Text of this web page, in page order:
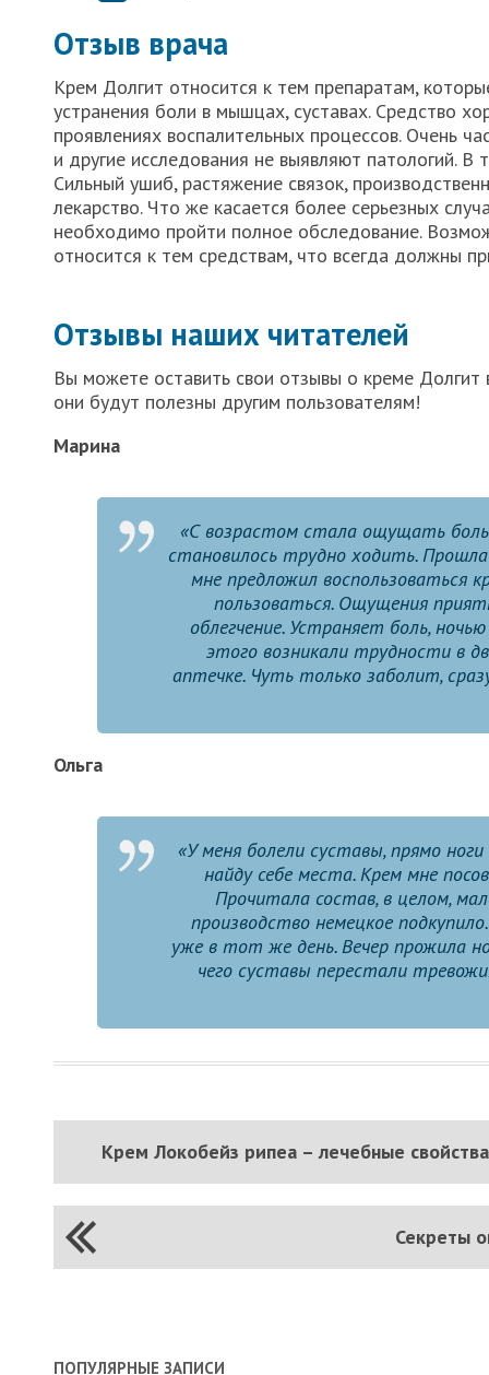
Отзыв врача
Крем Долгит относится к тем препаратам,
устранения боли в мышцах, суставах. Средство
проявлениях воспалительных процессов. Очень
и другие исследования не выявляют патологий.
Сильный ушиб, растяжение связок,
лекарство. Что же касается более серьезных
необходимо пройти полное обследование.
относится к тем средствам, что всегда должны
Отзывы наших читателей
Вы можете оставить свои отзывы о креме Долгит
они будут полезны другим пользователям!
Марина
«С возрастом стала ощущать боль
становилось трудно ходить. Прошла
мне предложил воспользоваться
пользоваться. Ощущения
облегчение. Устраняет боль,
этого возникали трудности в
аптечке. Чуть только заболит,
Ольга
«У меня болели суставы, прямо
найду себе места. Крем мне
Прочитала состав, в целом,
производство немецкое
уже в тот же день. Вечер прожила
чего суставы перестали
Крем Локобейз рипеа – лечебные
Секреты
ПОПУЛЯРНЫЕ ЗАПИСИ